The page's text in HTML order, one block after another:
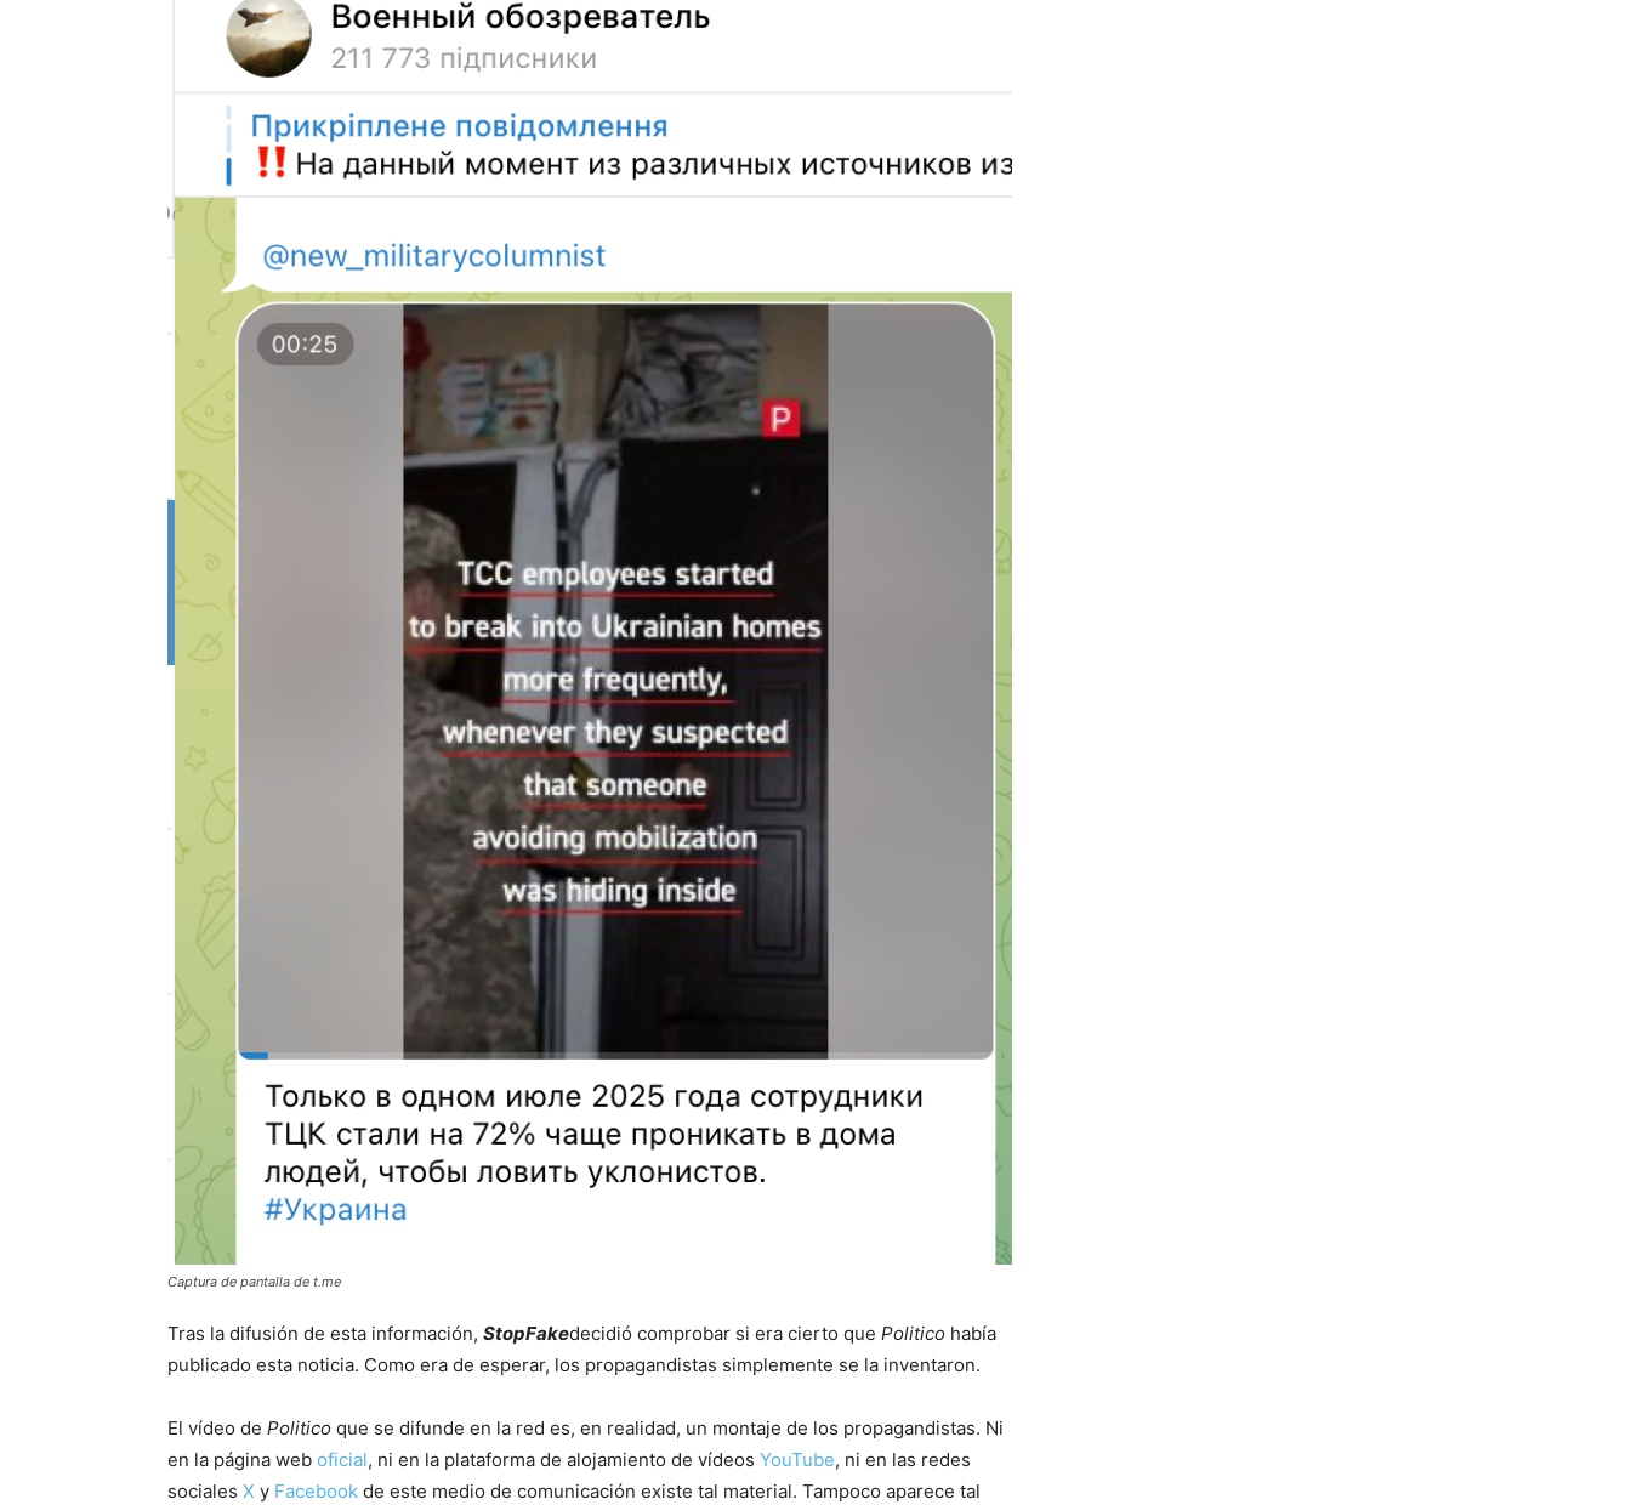
Captura de pantalla de t.me
Tras la difusión de esta información, StopFakedecidió comprobar si era cierto que Politico había
publicado esta noticia. Como era de esperar, los propagandistas simplemente se la inventaron.
El vídeo de Politico que se difunde en la red es, en realidad, un montaje de los propagandistas. Ni
en la página web oficial, ni en la plataforma de alojamiento de vídeos YouTube, ni en las redes
sociales X y Facebook de este medio de comunicación existe tal material. Tampoco aparece tal